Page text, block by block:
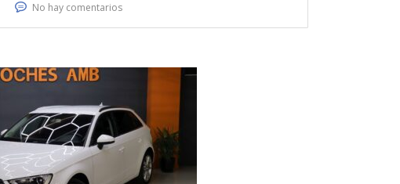
No hay comentarios